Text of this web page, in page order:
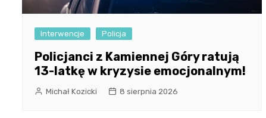
Interwencje Policja
Policjanci z Kamiennej Góry ratują
13-latkę w kryzysie emocjonalnym!
Michał Kozicki 8 sierpnia 2026